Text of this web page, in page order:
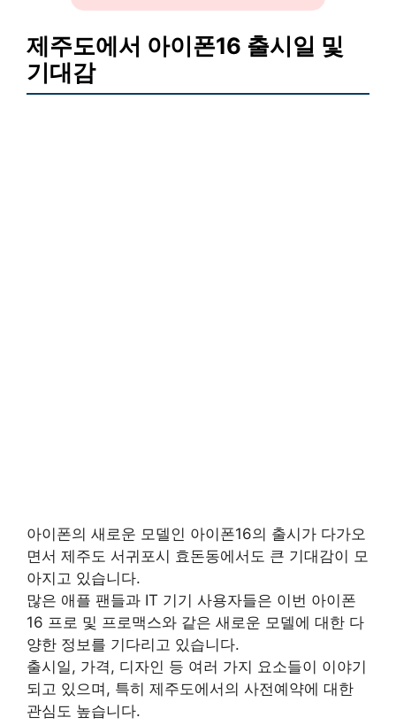
제주도에서 아이폰16 출시일 및
기대감
아이폰의 새로운 모델인 아이폰16의 출시가 다가오
면서 제주도 서귀포시 효돈동에서도 큰 기대감이 모
아지고 있습니다.
많은 애플 팬들과 IT 기기 사용자들은 이번 아이폰
16 프로 및 프로맥스와 같은 새로운 모델에 대한 다
양한 정보를 기다리고 있습니다.
출시일, 가격, 디자인 등 여러 가지 요소들이 이야기
되고 있으며, 특히 제주도에서의 사전예약에 대한
관심도 높습니다.